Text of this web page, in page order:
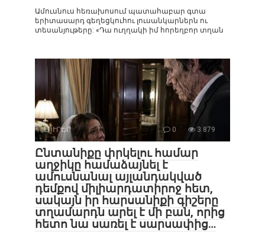
Ամուսնուս հեռախոսում պատահաբար գտա
երիտասարդ գեղեցկուհու լուսանկարներն ու
տեսանյութերը: «Դա ուղղակի իմ հորեղբոր տղան
ԼՈՒՐԵՐ 0 3 879
Ընտանիքը փրկելու համար
աղջիկը համաձայնել է
ամուսնանալ այլանդակված
դեմքով միլիարդատիրոջ հետ,
սակայն իր հարսանիքի գիշերը
տղամարդն արել է մի բան, որից
հետո նա սառել է սարսափից…